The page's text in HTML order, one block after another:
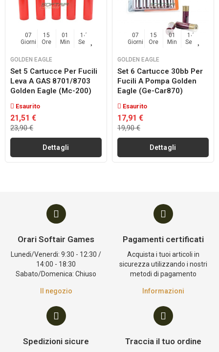
07
Giorni
15
Ore
01
Min
14
Sec
GOLDEN EAGLE
Set 5 Cartucce Per Fucili
Leva A GAS 8701/8703
Golden Eagle (mc-200)
Esaurito
21,51 €
23,90 €
Dettagli
07
Giorni
15
Ore
01
Min
14
Sec
GOLDEN EAGLE
Set 6 Cartucce 30bb Per
Fucili A Pompa Golden
Eagle (ge-Car870)
Esaurito
17,91 €
19,90 €
Dettagli
Orari Softair Games
Lunedi/Venerdi: 9:30 - 12:30 /
14:00 - 18:30
Sabato/Domenica: Chiuso
Il negozio
Pagamenti certificati
Acquista i tuoi articoli in
sicurezza utilizzando i nostri
metodi di pagamento
Informazioni
Spedizioni sicure Traccia il tuo ordine